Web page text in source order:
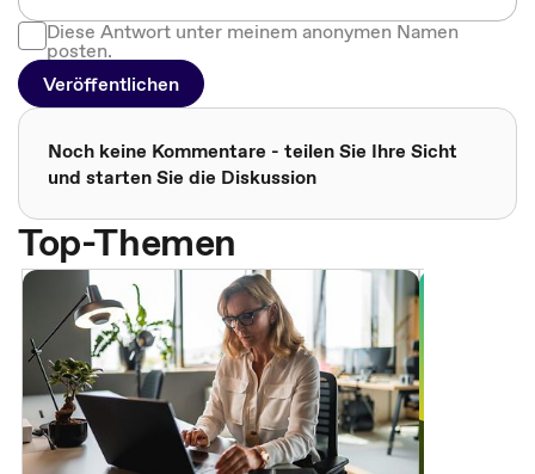
Diese Antwort unter meinem anonymen Namen
posten.
Veröffentlichen
Noch keine Kommentare - teilen Sie Ihre Sicht
und starten Sie die Diskussion
Top-Themen